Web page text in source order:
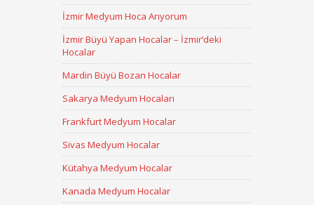
İzmir Medyum Hoca Arıyorum
İzmir Büyü Yapan Hocalar – İzmir’deki
Hocalar
Mardin Büyü Bozan Hocalar
Sakarya Medyum Hocaları
Frankfurt Medyum Hocalar
Sivas Medyum Hocalar
Kütahya Medyum Hocalar
Kanada Medyum Hocalar